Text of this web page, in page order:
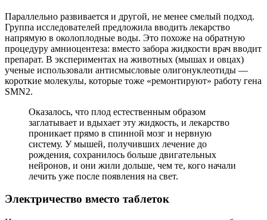
Параллельно развивается и другой, не менее смелый подход.
Группа исследователей предложила вводить лекарство
напрямую в околоплодные воды. Это похоже на обратную
процедуру амниоцентеза: вместо забора жидкости врач вводит
препарат. В экспериментах на животных (мышах и овцах)
ученые использовали антисмысловые олигонуклеотиды —
короткие молекулы, которые тоже «ремонтируют» работу гена
SMN2.
Оказалось, что плод естественным образом
заглатывает и вдыхает эту жидкость, и лекарство
проникает прямо в спинной мозг и нервную
систему. У мышей, получивших лечение до
рождения, сохранилось больше двигательных
нейронов, и они жили дольше, чем те, кого начали
лечить уже после появления на свет.
Электричество вместо таблеток